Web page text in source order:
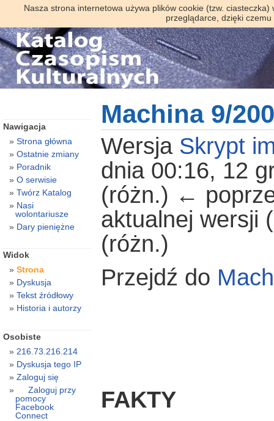
Nasza strona internetowa używa plików cookie (tzw.
przeglądarce, dzięki
Machina 9/
Wersja Skrypt
dnia 00:16, 12
(różn.) ←
aktualnej wersji
(różn.)
Przejdź do
FAKTY
Nawigacja
Strona główna
Ostatnie zmiany
Poradnik
O serwisie
Twórz Katalog
Nasi
wolontariusze
Dary pieniężne
Widok
Strona
Dyskusja
Tekst źródłowy
Historia i autorzy
Osobiste
216.73.216.214
Dyskusja tego IP
Zaloguj się
Zaloguj przy
pomocy
Facebook
Connect